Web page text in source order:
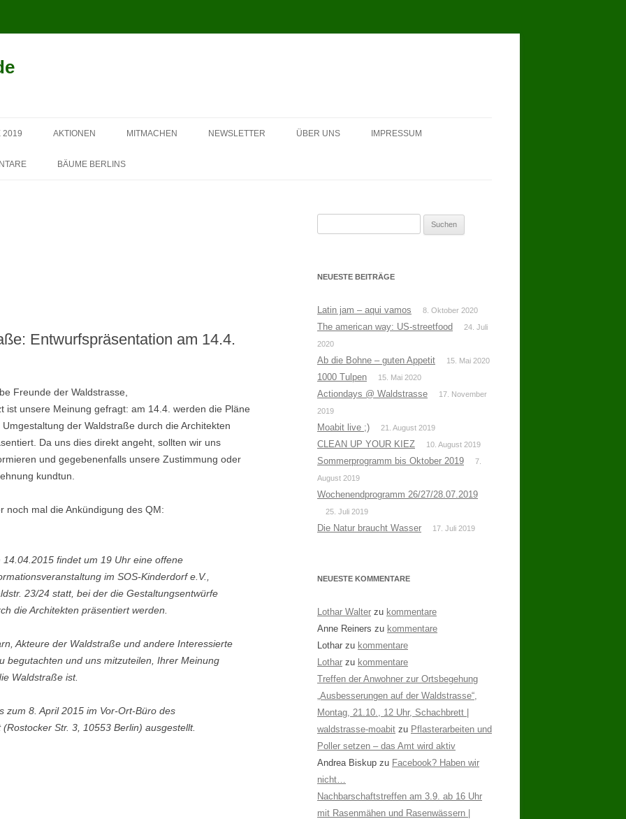
zum
2019 AKTIONEN
SPONSOREN 2013
MITMACHEN NEWSLETTER ÜBER UNS IMPRESSUM
BÄUME BERLINS
Entwurfspräsentation am 14.4.
Freunde der Waldstrasse,
ist unsere Meinung gefragt: am 14.4. werden die Pläne
Umgestaltung der Waldstraße durch die Architekten
Da uns dies direkt angeht, sollten wir uns
und gegebenenfalls unsere Zustimmung oder
kundtun.
noch mal die Ankündigung des QM:
14.04.2015 findet um 19 Uhr eine offene
im SOS-Kinderdorf e.V.,
23/24 statt, bei der die Gestaltungsentwürfe
die Architekten präsentiert werden.
Akteure der Waldstraße und andere Interessierte
begutachten und uns mitzuteilen, Ihrer Meinung
Waldstraße ist.
zum 8. April 2015 im Vor-Ort-Büro des
Str. 3, 10553 Berlin) ausgestellt.
NEUESTE BEITRÄGE
Latin jam – aqui vamos 8. Oktober 2020
The american way: US-streetfood
24. Juli
2020
Ab die Bohne – guten Appetit 15. Mai 2020
1000 Tulpen 15. Mai 2020
Actiondays @ Waldstrasse
17. November
2019
Moabit live ;) 21. August 2019
CLEAN UP YOUR KIEZ 10. August 2019
Sommerprogramm bis Oktober 2019
7.
August 2019
Wochenendprogramm 26/27/28.07.2019
25. Juli 2019
Die Natur braucht Wasser 17. Juli 2019
NEUESTE KOMMENTARE
Lothar Walter zu kommentare
Anne Reiners zu kommentare
Lothar zu kommentare
Lothar zu kommentare
Treffen der Anwohner zur Ortsbegehung
„Ausbesserungen auf der Waldstrasse“,
Montag, 21.10., 12 Uhr, Schachbrett |
waldstrasse-moabit zu Pflasterarbeiten und
Poller setzen – das Amt wird aktiv
Andrea Biskup zu Facebook? Haben wir
nicht…
Nachbarschaftstreffen am 3.9. ab 16 Uhr
mit Rasenmähen und Rasenwässern |